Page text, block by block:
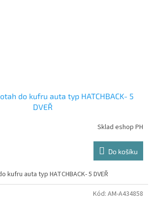
do kufru auta typ HATCHBACK- 5
DVEŘ
Sklad eshop PH
Do košíku
kufru auta typ HATCHBACK- 5 DVEŘ
Kód: AM-A434858